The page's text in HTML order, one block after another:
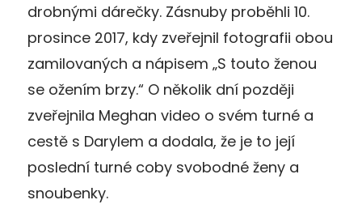
drobnými dárečky. Zásnuby proběhli 10.
prosince 2017, kdy zveřejnil fotografii obou
zamilovaných a nápisem „S touto ženou
se ožením brzy.“ O několik dní později
zveřejnila Meghan video o svém turné a
cestě s Darylem a dodala, že je to její
poslední turné coby svobodné ženy a
snoubenky.